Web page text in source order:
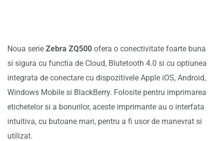
Noua serie Zebra ZQ500 ofera o conectivitate foarte buna
si sigura cu functia de Cloud, Blutetooth 4.0 si cu optiunea
integrata de conectare cu dispozitivele Apple iOS, Android,
Windows Mobile si BlackBerry. Folosite pentru imprimarea
etichetelor si a bonurilor, aceste imprimante au o interfata
intuitiva, cu butoane mari, pentru a fi usor de manevrat si
utilizat.